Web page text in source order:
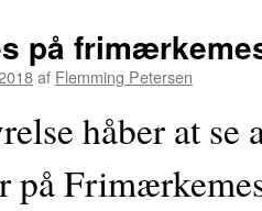
på
af Flemming Petersen
håber at se
på